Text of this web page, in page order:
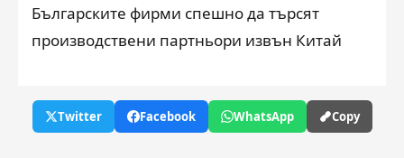
Българските фирми спешно да търсят
производствени партньори извън Китай
Twitter Facebook WhatsApp Copy